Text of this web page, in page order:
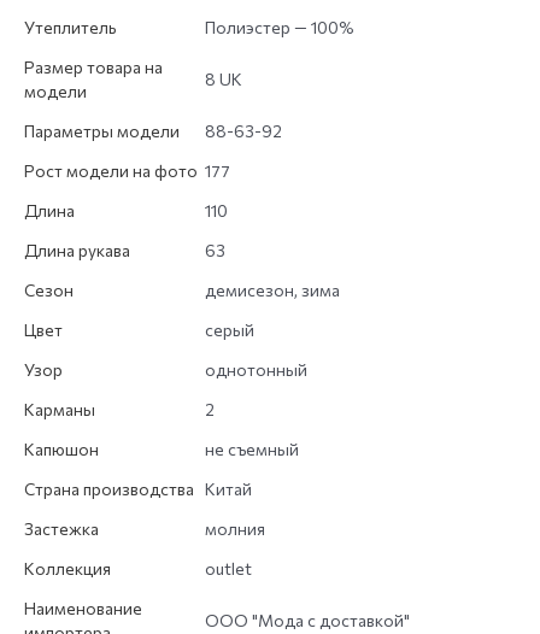
Утеплитель
Полиэстер — 100%
Размер товара на
модели
8 UK
Параметры модели
88-63-92
Рост модели на фото 177
Длина
110
Длина рукава
63
Сезон
демисезон, зима
Цвет
серый
Узор
однотонный
Карманы
2
Капюшон
не съемный
Страна производства Китай
Застежка
молния
Коллекция
outlet
Наименование
ООО "Мода с доставкой"